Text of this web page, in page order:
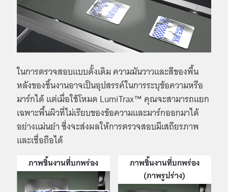
ในการตรวจสอบแบบดั้งเดิม ความมันวาวและสีของพื้น
หลังของชิ้นงานอาจเป็นอุปสรรค์ในการระบุข้อความหรือ
มาร์กได้ แต่เมื่อใช้โหมด LumiTrax™ คุณจะสามารถแยก
เฉพาะพื้นผิวที่ไม่เรียบของข้อความและมาร์กออกมาได้
อย่างแม่นยำ ซึ่งจะส่งผลให้การตรวจสอบมีเสถียรภาพ
และเชื่อถือได้
ภาพชิ้นงานที่บกพร่อง
ภาพชิ้นงานที่บกพร่อง
(ภาพรูปร่าง)